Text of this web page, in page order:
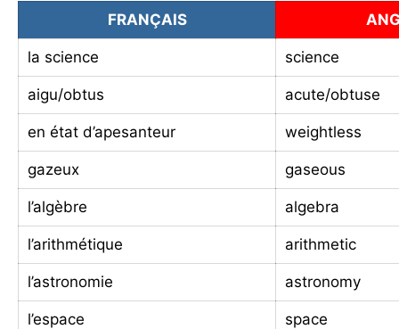
FRANÇAIS
la science science
aigu/obtus acute/obtuse
en état d’apesanteur weightless
gazeux gaseous
l’algèbre algebra
l’arithmétique arithmetic
l’astronomie astronomy
l’espace space